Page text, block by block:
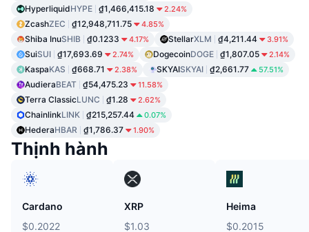
HyperliquidHYPE ₫1,466,415.18 2.24%
ZcashZEC ₫12,948,711.75 4.85%
Shiba InuSHIB ₫0.1233 4.17% StellarXLM ₫4,211.44 3.91%
SuiSUI ₫17,693.69 2.74% DogecoinDOGE ₫1,807.05 2.14%
KaspaKAS ₫668.71 2.38% SKYAISKYAI ₫2,661.77 57.51%
AudieraBEAT ₫54,475.23 11.58%
Terra ClassicLUNC ₫1.28 2.62%
ChainlinkLINK ₫215,257.44 0.07%
HederaHBAR ₫1,786.37 1.90%
Thịnh hành
Cardano
$0.2022
XRP
$1.03
Heima
$0.2015